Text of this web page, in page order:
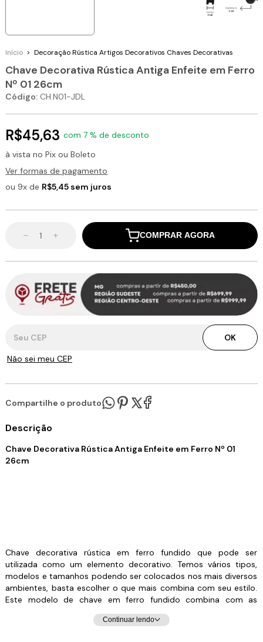
Início > Decoração Rústica Artigos Decorativos Chaves Decorativas
Chave Decorativa Rústica Antiga Enfeite em Ferro
Nº 01 26cm
Código: CH.N01-JDL
R$45,63 com 7 % de desconto
à vista no Pix ou Boleto
Ver formas de pagamento
ou 9x de R$5,45 sem juros
COMPRAR AGORA
OK
Não sei meu CEP
Compartilhe o produto:
Descrição
Chave Decorativa Rústica Antiga Enfeite em Ferro Nº 01
26cm
Chave decorativa rústica em ferro fundido que pode ser
utilizada como um elemento decorativo. Temos vários tipos,
modelos e tamanhos podendo ser colocados nos mais diversos
ambientes, basta escolher o que mais combina com seu estilo.
Este modelo de chave em ferro fundido combina com as
decorações de todos os estilos. Deixe seu ambiente ainda mais
elegante. Decore sua casa, sua fazenda, seu hotel, chácara.
Continuar lendo